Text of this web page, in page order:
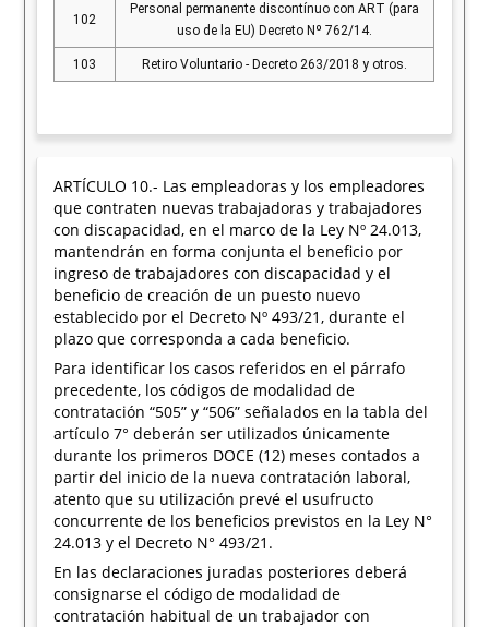
102
Personal permanente discontínuo con ART (para
uso de la EU) Decreto Nº 762/14.
103 Retiro Voluntario - Decreto 263/2018 y otros.
ARTÍCULO 10.- Las empleadoras y los empleadores
que contraten nuevas trabajadoras y trabajadores
con discapacidad, en el marco de la Ley Nº 24.013,
mantendrán en forma conjunta el beneficio por
ingreso de trabajadores con discapacidad y el
beneficio de creación de un puesto nuevo
establecido por el Decreto Nº 493/21, durante el
plazo que corresponda a cada beneficio.
Para identificar los casos referidos en el párrafo
precedente, los códigos de modalidad de
contratación “505” y “506” señalados en la tabla del
artículo 7° deberán ser utilizados únicamente
durante los primeros DOCE (12) meses contados a
partir del inicio de la nueva contratación laboral,
atento que su utilización prevé el usufructo
concurrente de los beneficios previstos en la Ley N°
24.013 y el Decreto N° 493/21.
En las declaraciones juradas posteriores deberá
consignarse el código de modalidad de
contratación habitual de un trabajador con